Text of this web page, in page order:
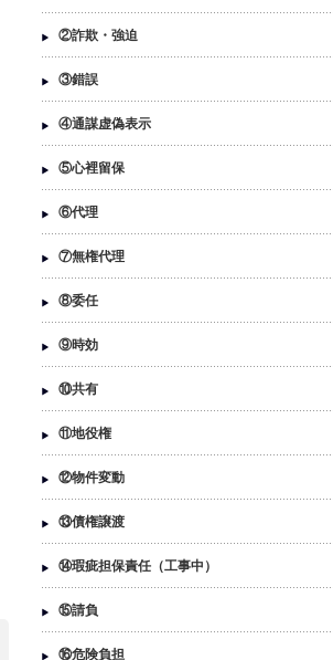
②詐欺・強迫
③錯誤
④通謀虚偽表示
⑤心裡留保
⑥代理
⑦無権代理
⑧委任
⑨時効
⑩共有
⑪地役権
⑫物件変動
⑬債権譲渡
⑭瑕疵担保責任（工事中）
⑮請負
⑯危険負担